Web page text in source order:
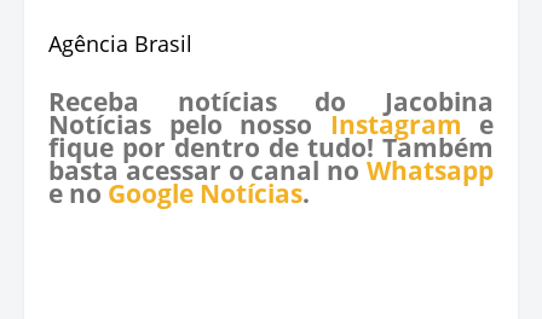
Agência Brasil
Receba notícias do Jacobina
Notícias pelo nosso Instagram e
fique por dentro de tudo! Também
basta acessar o canal no Whatsapp
e no Google Notícias.